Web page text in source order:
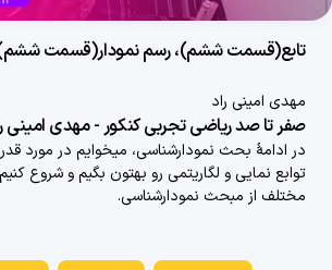
تابع(قسمت ششم)، رسم نمودار(قسمت
مهدی امینی راد
صفر تا صد ریاضی تجربی کنکور - مهدی امینی
در ادامۀ بحث نمودارشناسی، میخوایم در مورد
توابع نمایی و لگاریتمی رو بهتون بگیم و شروع
مختلف از مبحث نمودارشناسی.
23 دقیقه
تابع (قسمت اول)، نمودار شناسی
34 دقیقه